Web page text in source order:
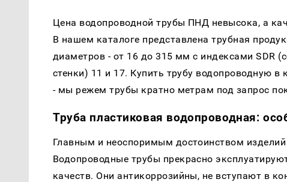
Цена водопроводной трубы ПНД невысока, а
В нашем каталоге представлена трубная
диаметров - от 16 до 315 мм с индексами SDR
стенки) 11 и 17. Купить трубу водопроводную
- мы режем трубы кратно метрам под запрос
Труба пластиковая водопроводная:
Главным и неоспоримым достоинством
Водопроводные трубы прекрасно
качеств. Они антикоррозийны, не вступают в